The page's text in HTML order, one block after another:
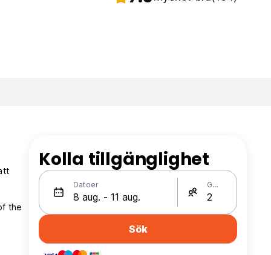
the
Kolla tillgänglighet
Datoer Gäster
Sök